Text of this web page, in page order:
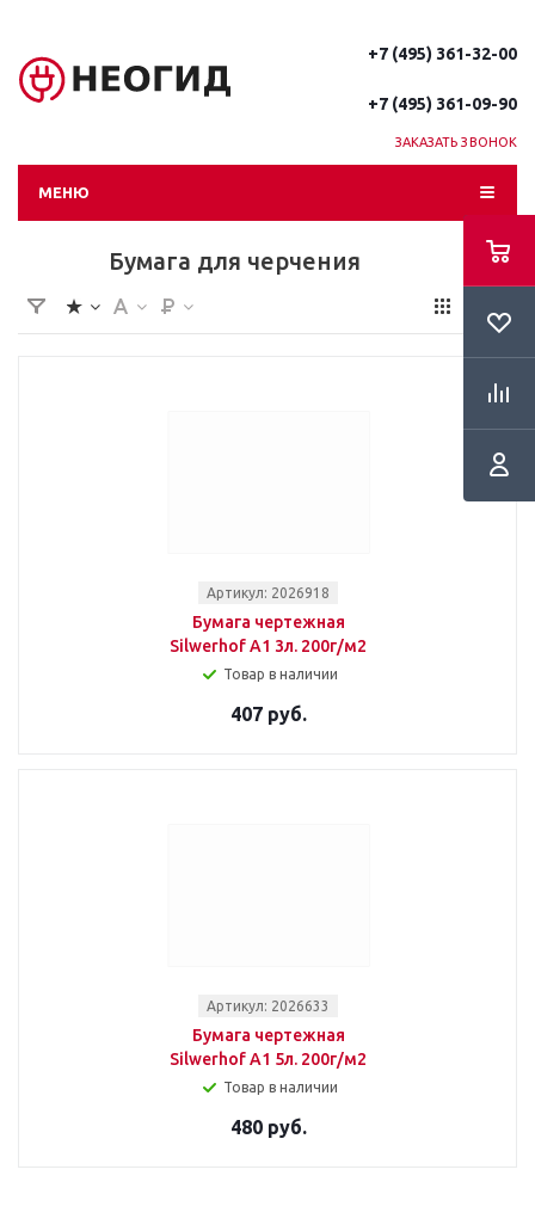
+7 (495) 361-32-00
+7 (495) 361-09-90
ЗАКАЗАТЬ ЗВОНОК
МЕНЮ
Бумага для черчения
Артикул: 2026918
Бумага чертежная
Silwerhof A1 3л. 200г/м2
Товар в наличии
407 руб.
Артикул: 2026633
Бумага чертежная
Silwerhof A1 5л. 200г/м2
Товар в наличии
480 руб.